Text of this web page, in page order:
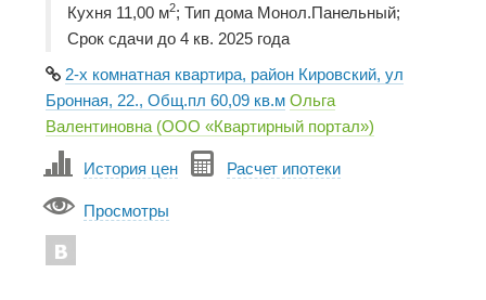
Кухня 11,00 м2; Тип дома Монол.Панельный;
Срок сдачи до 4 кв. 2025 года
2-х комнатная квартира, район Кировский, ул
Бронная, 22., Общ.пл 60,09 кв.м Ольга
Валентиновна (ООО «Квартирный портал»)
История цен Расчет ипотеки
Просмотры